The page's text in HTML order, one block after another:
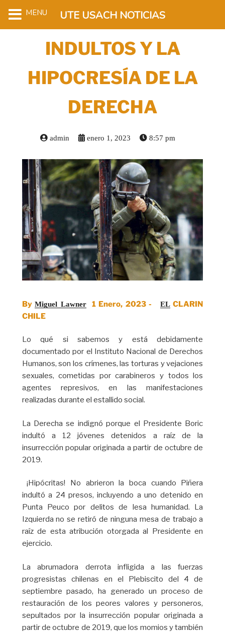
INDULTOS Y LA
HIPOCRESÍA DE LA
DERECHA
admin enero 1, 2023 8:57 pm
ByMiguel Lawner1 Enero, 2023 - ELCLARIN
CHILE
Lo qué si sabemos y está debidamente
documentado por el Instituto Nacional de Derechos
Humanos, son los crímenes, las torturas y vejaciones
sexuales, cometidas por carabineros y todos los
agentes represivos, en las manifestaciones
realizadas durante el estallido social.
La Derecha se indignó porque el Presidente Boric
indultó a 12 jóvenes detenidos a raíz de la
insurrección popular originada a partir de octubre de
2019.
¡Hipócritas! No abrieron la boca cuando Piñera
indultó a 24 presos, incluyendo a uno detenido en
Punta Peuco por delitos de lesa humanidad. La
Izquierda no se retiró de ninguna mesa de trabajo a
raíz de esta atribución otorgada al Presidente en
ejercicio.
La abrumadora derrota infligida a las fuerzas
progresistas chilenas en el Plebiscito del 4 de
septiembre pasado, ha generado un proceso de
restauración de los peores valores y personeros,
sepultados por la insurrección popular originada a
partir de octubre de 2019, que los momios y también
MENU UTE USACH NOTICIAS